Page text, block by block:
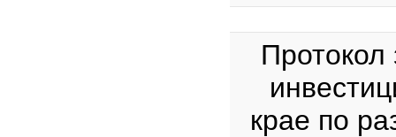
Протокол
крае по